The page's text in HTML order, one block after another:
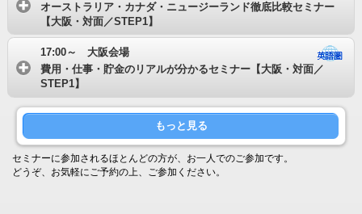
オーストラリア・カナダ・ニュージーランド徹底比較セミナー
【大阪・対面／STEP1】
17:00～ 大阪会場
費用・仕事・貯金のリアルが分かるセミナー【大阪・対面／
STEP1】
もっと見る
セミナーに参加されるほとんどの方が、お一人でのご参加です。
どうぞ、お気軽にご予約の上、ご参加ください。